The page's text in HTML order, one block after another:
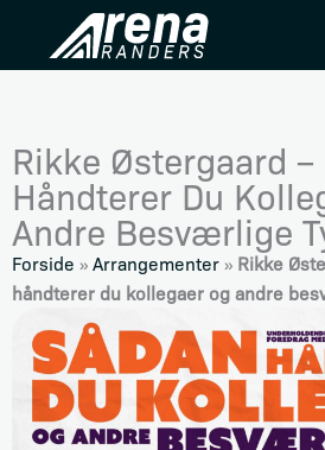
Rikke Østergaard –
Håndterer Du
Andre Besværlige
Forside »Arrangementer» Rikke
håndterer du kollegaer og andre